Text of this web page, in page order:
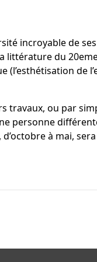
incroyable de
littérature du
de
travaux, ou par
personne
à mai,